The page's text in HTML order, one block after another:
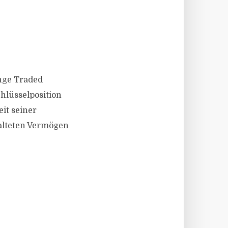
Traded
seiner
Vermögen